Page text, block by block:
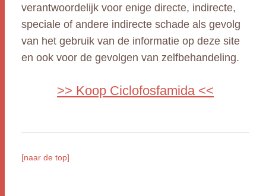
verantwoordelijk voor enige directe, indirecte,
speciale of andere indirecte schade als gevolg
van het gebruik van de informatie op deze site
en ook voor de gevolgen van zelfbehandeling.
>> Koop Ciclofosfamida <<
[naar de top]